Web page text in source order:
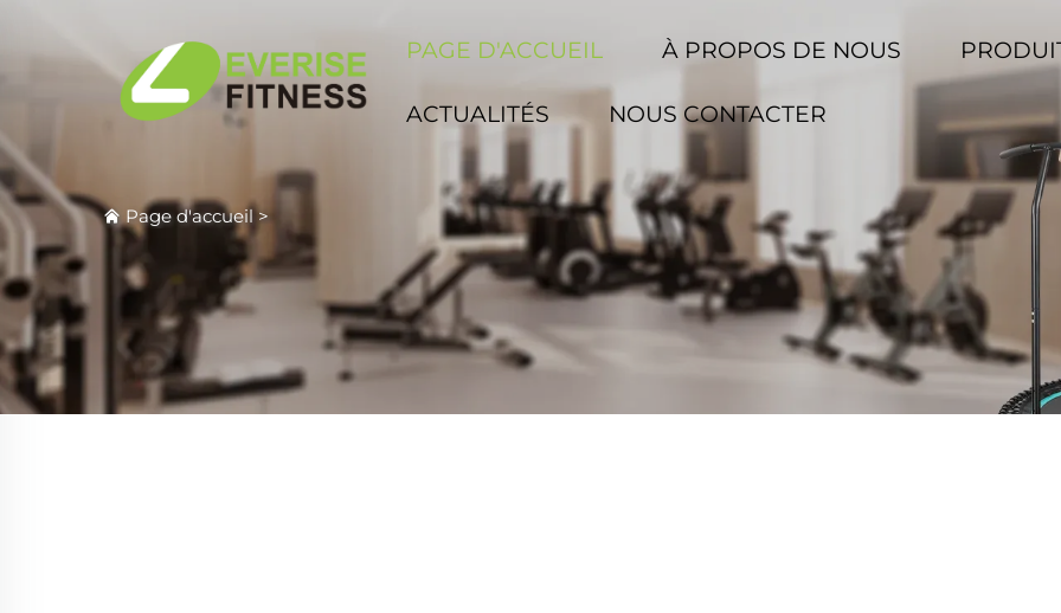
PAGE D'ACCUEIL À PROPOS DE NOUS
ACTUALITÉS NOUS CONTACTER
Page d'accueil>